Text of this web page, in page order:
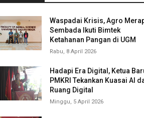
Waspadai Krisis, Agro
Sembada Ikuti Bimtek
Ketahanan Pangan di UGM
Rabu, 8 April 2026
Hadapi Era Digital, Ketua
PMKRI Tekankan Kuasai AI
Ruang Digital
Minggu, 5 April 2026